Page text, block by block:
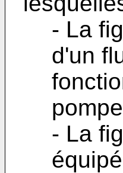
- La
d'un
- La